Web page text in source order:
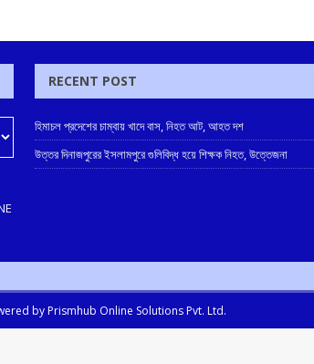
RECENT POST
হিমাচল প্রদেশের চাম্বায় খাদে বাস, নিহত আট, আহত দশ
উত্তর দিনাজপুরের ইসলামপুরে গুলিবিদ্ধ হয়ে শিক্ষক নিহত, উত্তেজনা
by Prismhub Online Solutions Pvt. Ltd.